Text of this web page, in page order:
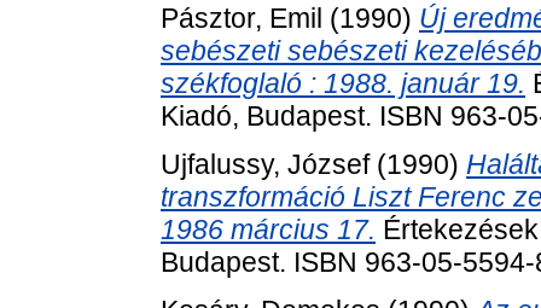
Pásztor, Emil (1990) Új
sebészeti sebészeti
székfoglaló : 1988. január 19.
Kiadó, Budapest. ISBN 963-
Ujfalussy, József(1990)
transzformáció Liszt Ferenc
1986 március 17.
Budapest. ISBN 963-05-5594-